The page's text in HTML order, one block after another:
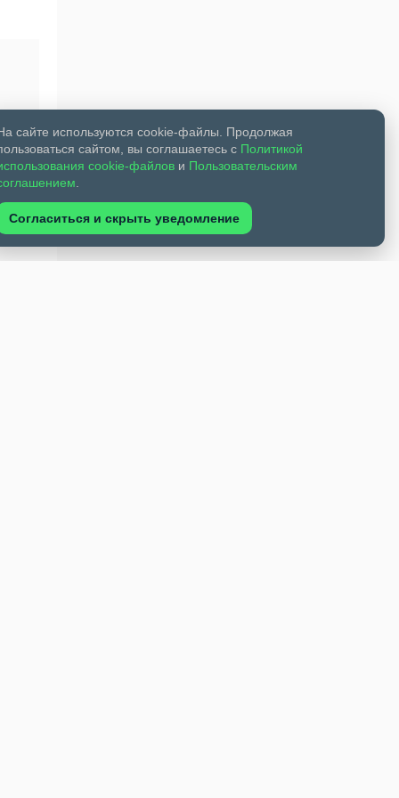
сайте используются cookie-файлы. Продолжая
сайтом, вы соглашаетесь с Политикой
cookie-файлов и Пользовательским
Согласиться и скрыть уведомление